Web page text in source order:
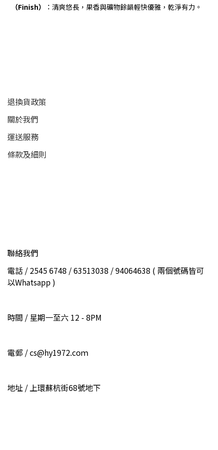
（Finish）
：清爽悠長，果香與礦物餘韻輕快優雅，乾淨有力。
退換貨政策
關於我們
運送服務
條款及細則
聯絡我們
電話 / 2545 6748 / 63513038 / 94064638 ( 兩個號碼皆可
以Whatsapp )
時間 / 星期一至六 12 - 8PM
電郵 / cs@hy1972.coｍ
地址 / 上環蘇杭街68號地下